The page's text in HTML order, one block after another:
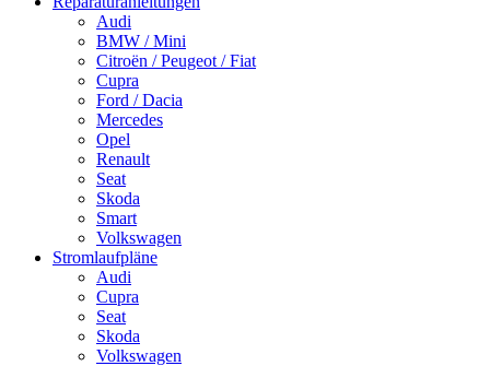
Audi
BMW / Mini
Citroën / Peugeot / Fiat
Cupra
Ford / Dacia
Mercedes
Opel
Renault
Seat
Skoda
Smart
Volkswagen
Stromlaufpläne
Audi
Cupra
Seat
Skoda
Volkswagen